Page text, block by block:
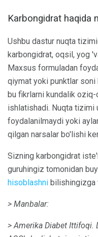
Karbongidrat haqida
Ushbu dastur nuqta
karbongidrat, oqsil, yog
Maxsus formuladan
qiymat yoki punktlar soni
bu fikrlarni kundalik
ishlatishadi. Nuqta tizimi
foydalanilmaydi yoki
qilgan narsalar bo'lishi
Sizning karbongidrat
guruhingiz tomonidan
hisoblashni bilishingizga
> Manbalar:
> Amerika Diabet Ittifoqi.